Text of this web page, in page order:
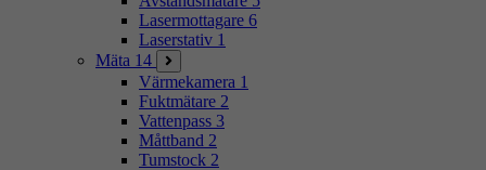
Lasermottagare 6
Laserstativ 1
Mäta 14
Värmekamera 1
Fuktmätare 2
Vattenpass 3
Måttband 2
Tumstock 2